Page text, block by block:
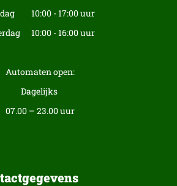
10:00 - 17:00 uur
10:00 - 16:00 uur
Automaten open:
Dagelijks
07.00 – 23.00 uur